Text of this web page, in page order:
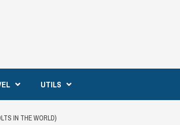
UTILS
IN THE WORLD)